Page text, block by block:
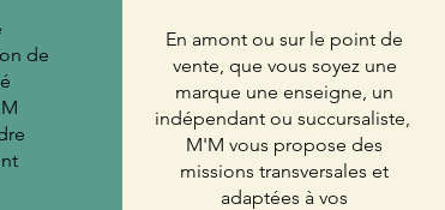
de
En amont ou sur le point de
vente, que vous soyez une
marque une enseigne, un
indépendant ou succursaliste,
M'M vous propose des
missions transversales et
adaptées à vos